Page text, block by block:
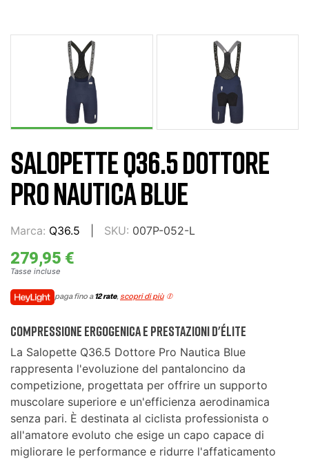
SALOPETTE Q36.5 DOTTORE
PRO NAUTICA BLUE
Marca: Q36.5 SKU: 007P-052-L
279,95 €
Tasse incluse
paga fino a12 rate, scopri di più
Compressione Ergogenica e Prestazioni d'Élite
La Salopette Q36.5 Dottore Pro Nautica Blue
rappresenta l'evoluzione del pantaloncino da
competizione, progettata per offrire un supporto
muscolare superiore e un'efficienza aerodinamica
senza pari. È destinata al ciclista professionista o
all'amatore evoluto che esige un capo capace di
migliorare le performance e ridurre l'affaticamento